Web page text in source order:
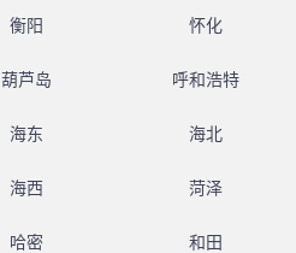
衡阳 怀化
葫芦岛 呼和浩特
海东 海北
海西 菏泽
哈密 和田